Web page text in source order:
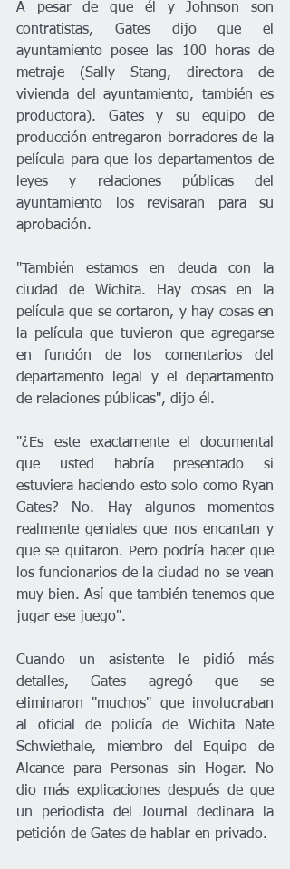
A pesar de que él y Johnson son
contratistas, Gates dijo que el
ayuntamiento posee las 100 horas de
metraje (Sally Stang, directora de
vivienda del ayuntamiento, también es
productora). Gates y su equipo de
producción entregaron borradores de la
película para que los departamentos de
leyes y relaciones públicas del
ayuntamiento los revisaran para su
aprobación.
"También estamos en deuda con la
ciudad de Wichita. Hay cosas en la
película que se cortaron, y hay cosas en
la película que tuvieron que agregarse
en función de los comentarios del
departamento legal y el departamento
de relaciones públicas", dijo él.
"¿Es este exactamente el documental
que usted habría presentado si
estuviera haciendo esto solo como Ryan
Gates? No. Hay algunos momentos
realmente geniales que nos encantan y
que se quitaron. Pero podría hacer que
los funcionarios de la ciudad no se vean
muy bien. Así que también tenemos que
jugar ese juego".
Cuando un asistente le pidió más
detalles, Gates agregó que se
eliminaron "muchos" que involucraban
al oficial de policía de Wichita Nate
Schwiethale, miembro del Equipo de
Alcance para Personas sin Hogar. No
dio más explicaciones después de que
un periodista del Journal declinara la
petición de Gates de hablar en privado.